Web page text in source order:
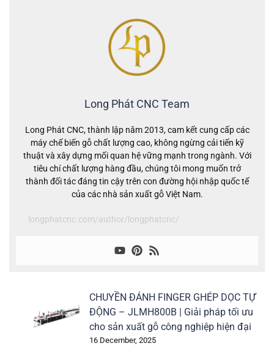
Long Phát CNC Team
Long Phát CNC, thành lập năm 2013, cam kết cung cấp các
máy chế biến gỗ chất lượng cao, không ngừng cải tiến kỹ
thuật và xây dựng mối quan hệ vững mạnh trong ngành. Với
tiêu chí chất lượng hàng đầu, chúng tôi mong muốn trở
thành đối tác đáng tin cậy trên con đường hội nhập quốc tế
của các nhà sản xuất gỗ Việt Nam.
longphatcnc.com/author/longphatcnc/
CHUYỀN ĐÁNH FINGER GHÉP DỌC TỰ
ĐỘNG – JLMH800B | Giải pháp tối ưu
cho sản xuất gỗ công nghiệp hiện đại
16 December, 2025